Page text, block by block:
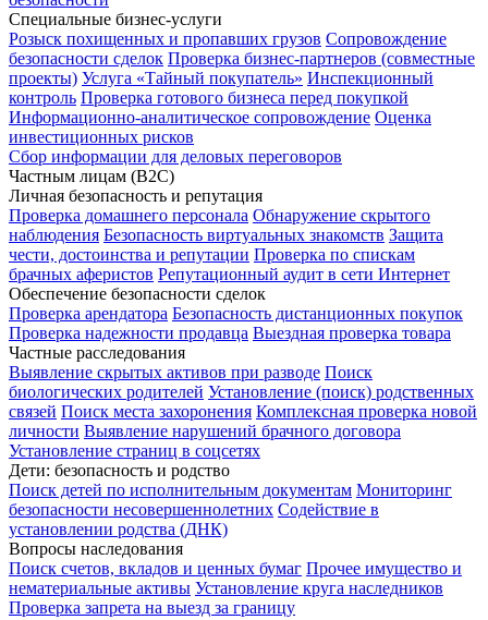
Специальные бизнес-услуги
Розыск похищенных и пропавших грузов Сопровождение
безопасности сделок Проверка бизнес-партнеров (совместные
проекты) Услуга «Тайный покупатель» Инспекционный
контроль Проверка готового бизнеса перед покупкой
Информационно-аналитическое сопровождение Оценка
инвестиционных рисков
Сбор информации для деловых переговоров
Частным лицам (B2C)
Личная безопасность и репутация
Проверка домашнего персонала Обнаружение скрытого
наблюдения Безопасность виртуальных знакомств Защита
чести, достоинства и репутации Проверка по спискам
брачных аферистов Репутационный аудит в сети Интернет
Обеспечение безопасности сделок
Проверка арендатора Безопасность дистанционных покупок
Проверка надежности продавца Выездная проверка товара
Частные расследования
Выявление скрытых активов при разводе Поиск
биологических родителей Установление (поиск) родственных
связей Поиск места захоронения Комплексная проверка новой
личности Выявление нарушений брачного договора
Установление страниц в соцсетях
Дети: безопасность и родство
Поиск детей по исполнительным документам Мониторинг
безопасности несовершеннолетних Содействие в
установлении родства (ДНК)
Вопросы наследования
Поиск счетов, вкладов и ценных бумаг Прочее имущество и
нематериальные активы Установление круга наследников
Проверка запрета на выезд за границу